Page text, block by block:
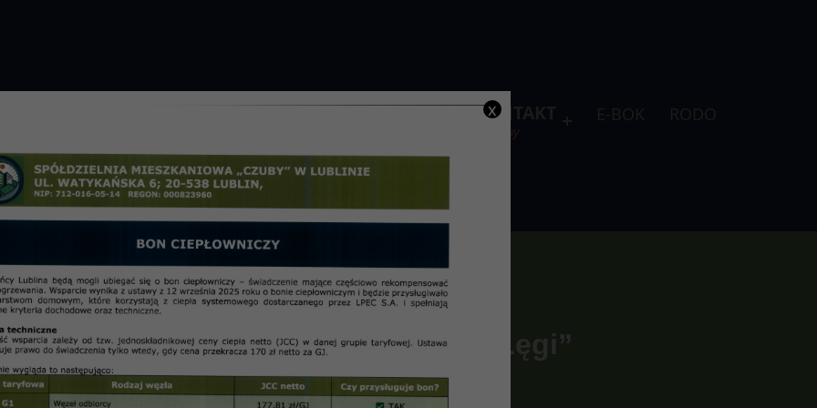
PRZETARGI OSIEDLA KONTAKT
telefony
z dnia 20.11.2013 r. RPN Osiedla „Łęgi”
x